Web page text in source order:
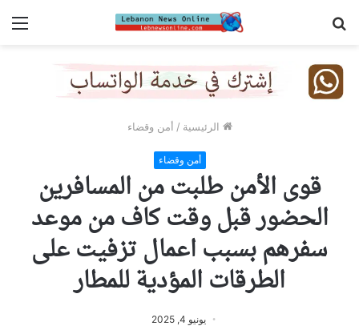
الرئيسية / أمن وقضاء
أمن وقضاء
قوى الأمن طلبت من المسافرين
الحضور قبل وقت كاف من موعد
سفرهم بسبب اعمال تزفيت على
الطرقات المؤدية للمطار
يونيو 4, 2025